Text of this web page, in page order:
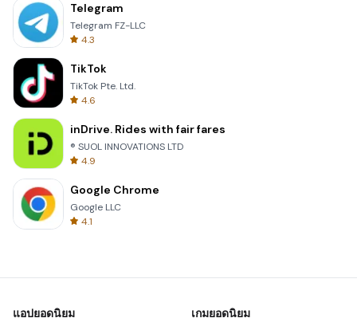
Telegram
Telegram FZ-LLC
4.3
TikTok
TikTok Pte. Ltd.
4.6
inDrive. Rides with fair fares
® SUOL INNOVATIONS LTD
4.9
Google Chrome
Google LLC
4.1
แอปยอดนิยม เกมยอดนิยม